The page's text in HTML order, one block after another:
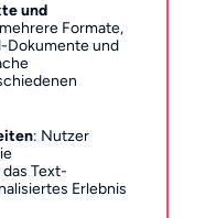
und
Formate,
Dokumente und
: Nutzer
Text-
Erlebnis